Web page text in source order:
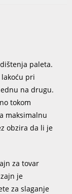
paleta.
pri
na drugu.
tokom
maksimalnu
obzira da li je
za tovar
je
za slaganje